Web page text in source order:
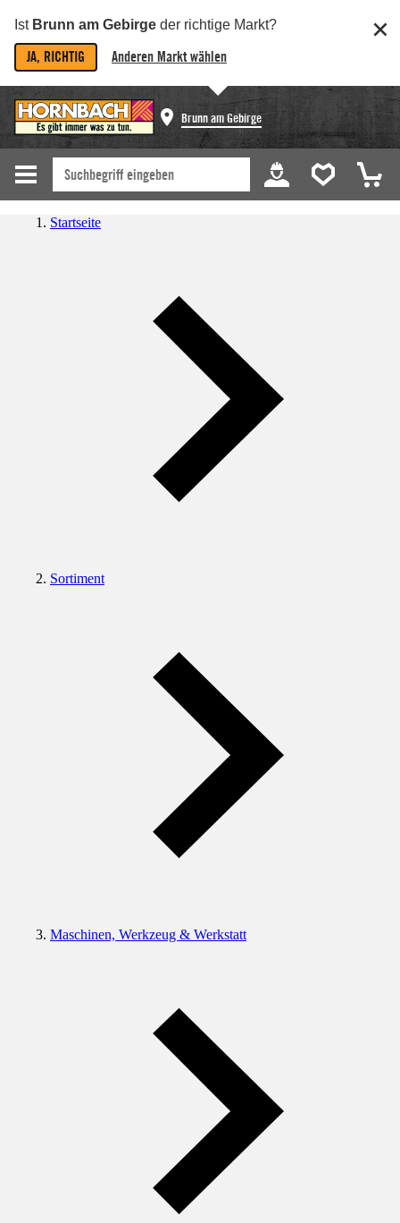
Ist Brunn am Gebirge der richtige Markt?
JA, RICHTIG Anderen Markt wählen
Brunn am Gebirge
Startseite
Sortiment
Maschinen, Werkzeug & Werkstatt